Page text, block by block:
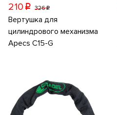
210 p 326p
Вертушка для
цилиндрового механизма
Apecs C15-G